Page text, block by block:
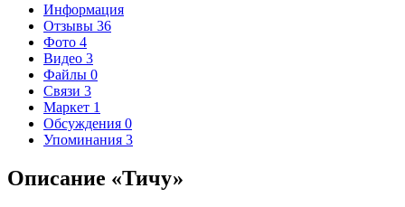
Информация
Отзывы 36
Фото 4
Видео 3
Файлы 0
Связи 3
Маркет 1
Обсуждения 0
Упоминания 3
Описание «Тичу»